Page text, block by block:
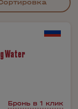
Water
Бронь в 1 клик